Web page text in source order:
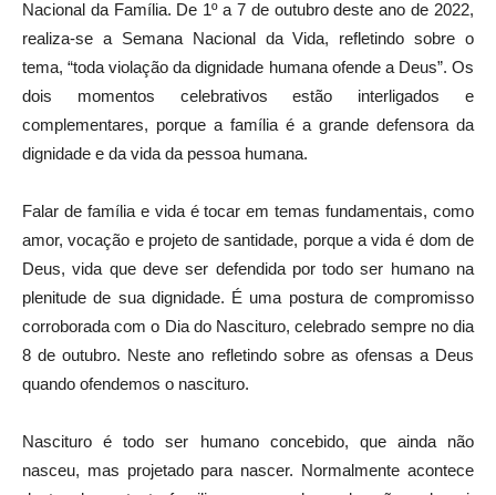
Nacional da Família. De 1º a 7 de outubro deste ano de 2022,
realiza-se a Semana Nacional da Vida, refletindo sobre o
tema, “toda violação da dignidade humana ofende a Deus”. Os
dois momentos celebrativos estão interligados e
complementares, porque a família é a grande defensora da
dignidade e da vida da pessoa humana.
Falar de família e vida é tocar em temas fundamentais, como
amor, vocação e projeto de santidade, porque a vida é dom de
Deus, vida que deve ser defendida por todo ser humano na
plenitude de sua dignidade. É uma postura de compromisso
corroborada com o Dia do Nascituro, celebrado sempre no dia
8 de outubro. Neste ano refletindo sobre as ofensas a Deus
quando ofendemos o nascituro.
Nascituro é todo ser humano concebido, que ainda não
nasceu, mas projetado para nascer. Normalmente acontece